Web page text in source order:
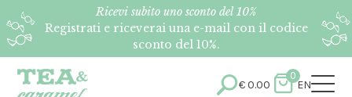
Ricevi subito uno sconto del 10%
Registrati e riceverai una e-mail con il codice
sconto del 10%.
€0.00
0
EN